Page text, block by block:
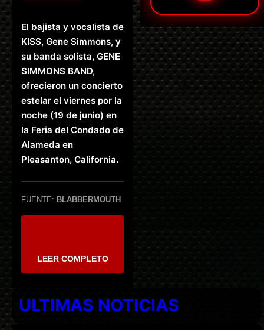
El bajista y vocalista de
KISS, Gene Simmons, y
su banda solista, GENE
SIMMONS BAND,
ofrecieron un concierto
estelar el viernes por la
noche (19 de junio) en
la Feria del Condado de
Alameda en
Pleasanton, California.
FUENTE: BLABBERMOUTH
LEER COMPLETO
ULTIMAS NOTICIAS